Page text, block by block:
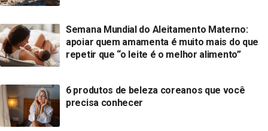
Semana Mundial do Aleitamento Materno:
apoiar quem amamenta é muito mais do que
repetir que “o leite é o melhor alimento”
6 produtos de beleza coreanos que você
precisa conhecer